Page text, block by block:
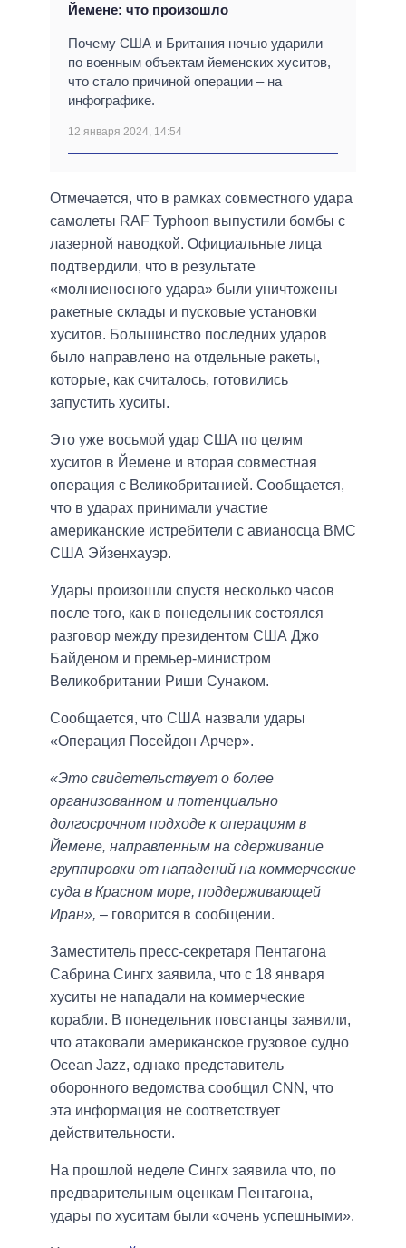
Йемене: что произошло
Почему США и Британия ночью ударили
по военным объектам йеменских хуситов,
что стало причиной операции – на
инфографике.
12 января 2024, 14:54
Отмечается, что в рамках совместного удара
самолеты RAF Typhoon выпустили бомбы с
лазерной наводкой. Официальные лица
подтвердили, что в результате
«молниеносного удара» были уничтожены
ракетные склады и пусковые установки
хуситов. Большинство последних ударов
было направлено на отдельные ракеты,
которые, как считалось, готовились
запустить хуситы.
Это уже восьмой удар США по целям
хуситов в Йемене и вторая совместная
операция с Великобританией. Сообщается,
что в ударах принимали участие
американские истребители с авианосца ВМС
США Эйзенхауэр.
Удары произошли спустя несколько часов
после того, как в понедельник состоялся
разговор между президентом США Джо
Байденом и премьер-министром
Великобритании Риши Сунаком.
Сообщается, что США назвали удары
«Операция Посейдон Арчер».
«Это свидетельствует о более
организованном и потенциально
долгосрочном подходе к операциям в
Йемене, направленным на сдерживание
группировки от нападений на коммерческие
суда в Красном море, поддерживающей
Иран», – говорится в сообщении.
Заместитель пресс-секретаря Пентагона
Сабрина Сингх заявила, что с 18 января
хуситы не нападали на коммерческие
корабли. В понедельник повстанцы заявили,
что атаковали американское грузовое судно
Ocean Jazz, однако представитель
оборонного ведомства сообщил CNN, что
эта информация не соответствует
действительности.
На прошлой неделе Сингх заявила что, по
предварительным оценкам Пентагона,
удары по хуситам были «очень успешными».